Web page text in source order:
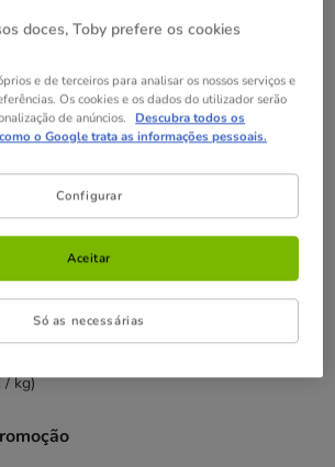
Pack 10 uds.
-25% na 2ª
22.39€
(44.78€ / kg)
Pack
89.56€
85.08€
(42.54€ / kg)
EUR por kg
/ kg)
doces, Toby prefere os cookies
e de terceiros para analisar os nossos serviços e
Os cookies e os dados do utilizador serão
de anúncios. Descubra todos os
o Google trata as informações pessoais.
Configurar
Só as necessárias
Aceitar